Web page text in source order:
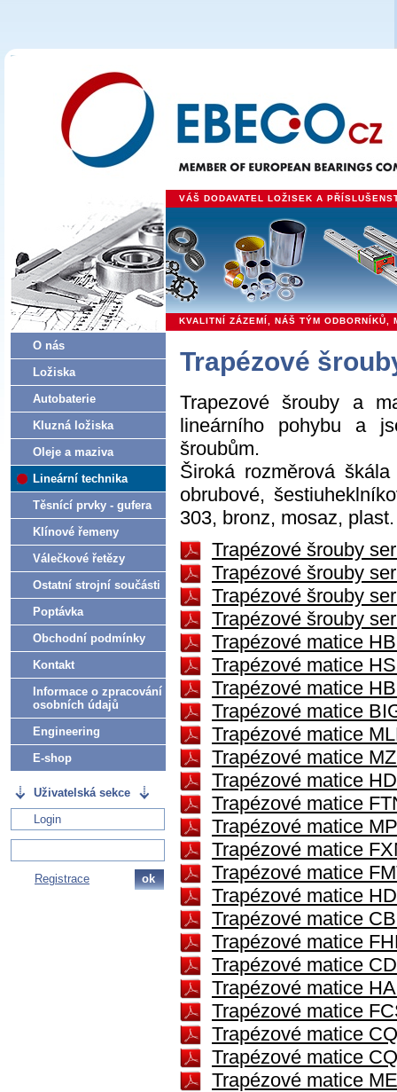
VÁŠ DODAVATEL LOŽISEK A
KVALITNÍ ZÁZEMÍ, NÁŠ TÝM ODBORNÍKŮ,
O nás
Ložiska
Autobaterie
Kluzná ložiska
Oleje a maziva
Lineární technika
Těsnící prvky - gufera
Klínové řemeny
Válečkové řetězy
Ostatní strojní součásti
Poptávka
Obchodní podmínky
Kontakt
Informace o zpracování
osobních údajů
Engineering
E-shop
Uživatelská sekce
Registrace ok
Trapézové
Trapezové šrouby a
lineárního pohybu a
šroubům.
Široká rozměrová
obrubové,
303, bronz, mosaz, plast.
Trapézové šrouby
Trapézové šrouby
Trapézové šrouby
Trapézové šrouby
Trapézové matice
Trapézové matice
Trapézové matice
Trapézové matice
Trapézové matice
Trapézové matice
Trapézové matice
Trapézové matice
Trapézové matice
Trapézové matice
Trapézové matice
Trapézové matice
Trapézové matice
Trapézové matice
Trapézové matice
Trapézové matice
Trapézové matice
Trapézové matice
Trapézové matice
Trapézové matice